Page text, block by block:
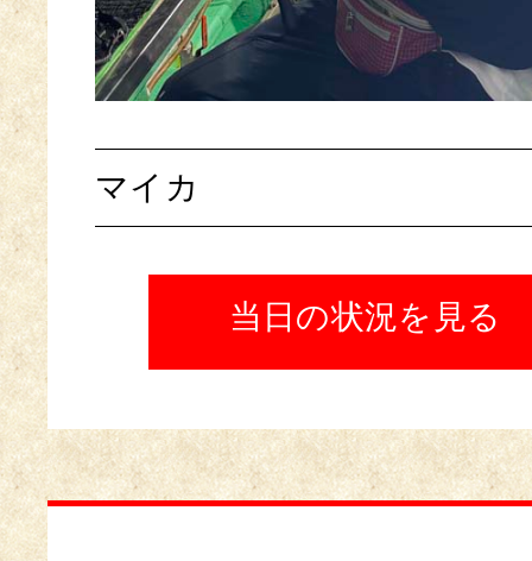
マイカ
当日の状況を見る